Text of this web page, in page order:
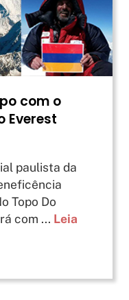
com o
Everest
paulista da
Topo Do
com ... Leia